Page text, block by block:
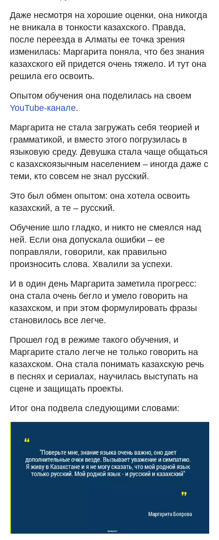
Даже несмотря на хорошие оценки, она никогда
не вникала в тонкости казахского. Правда,
после переезда в Алматы ее точка зрения
изменилась: Маргарита поняла, что без знания
казахского ей придется очень тяжело. И тут она
решила его освоить.
Опытом обучения она поделилась на своем
YouTube-канале.
Маргарита не стала загружать себя теорией и
грамматикой, и вместо этого погрузилась в
языковую среду. Девушка стала чаще общаться
с казахскоязычным населением – иногда даже с
теми, кто совсем не знал русский.
Это был обмен опытом: она хотела освоить
казахский, а те – русский.
Обучение шло гладко, и никто не смеялся над
ней. Если она допускала ошибки – ее
поправляли, говорили, как правильно
произносить слова. Хвалили за успехи.
И в один день Маргарита заметила прогресс:
она стала очень бегло и умело говорить на
казахском, и при этом формулировать фразы
становилось все легче.
Прошел год в режиме такого обучения, и
Маргарите стало легче не только говорить на
казахском. Она стала понимать казахскую речь
в песнях и сериалах, научилась выступать на
сцене и защищать проекты.
Итог она подвела следующими словами: